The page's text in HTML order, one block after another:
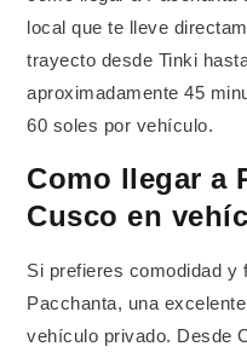
local que te lleve
trayecto desde Tinki
aproximadamente 45
60 soles por vehículo.
Como llegar a
Cusco en
Si prefieres comodidad y
Pacchanta, una
vehículo privado. Desde